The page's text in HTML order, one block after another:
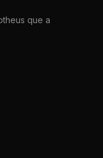
que a